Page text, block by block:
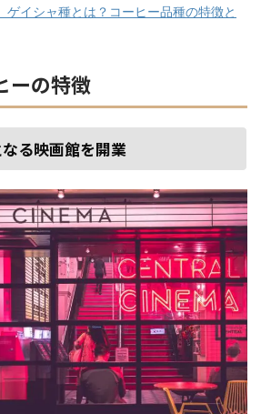
ゲイシャ種とは？コーヒー品種の特徴と
ーの特徴
る映画館を開業